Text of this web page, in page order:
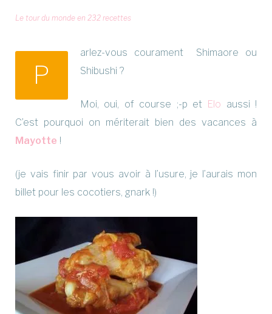
Le tour du monde en 232 recettes
P
arlez-vous courament Shimaore ou
Shibushi ?
Moi, oui, of course ;-p et Elo aussi !
C’est pourquoi on mériterait bien des vacances à
Mayotte !
(je vais finir par vous avoir à l’usure, je l’aurais mon
billet pour les cocotiers, gnark !)